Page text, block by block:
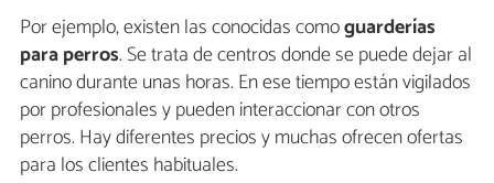
Por ejemplo, existen las conocidas comoguarderías
para perros. Se trata de centros donde se puede dejar al
canino durante unas horas. En ese tiempo están vigilados
por profesionales y pueden interaccionar con otros
perros. Hay diferentes precios y muchas ofrecen ofertas
para los clientes habituales.